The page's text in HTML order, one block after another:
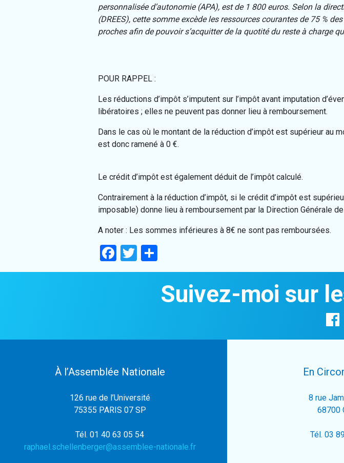
personnalisée d’autonomie (APA), est de 1 800 euros. Selon la
(DREES), cette somme excède les ressources courantes de 75 %
proches afin de pouvoir s’acquitter de la quotité du reste à charge
POUR RAPPEL :
Les réductions d’impôt s’imputent sur l’impôt avant imputation
libératoires ; elles ne peuvent pas donner lieu à remboursement.
Dans le cas où le montant de la réduction d’impôt est supérieur au
est donc ramené à 0 €.
Le crédit d’impôt est également déduit de l’impôt calculé.
Contrairement à la réduction d’impôt, si le crédit d’impôt est
imposable) donne lieu à remboursement par la Direction Générale
A noter : Les sommes inférieures à 8€ ne sont pas remboursées.
Facebook
Twitter
Suivez-moi sur
À l’Assemblée Nationale
126 rue de l’Université
75355 PARIS 07 SP
Tél. 01 40 63 05 54
raphael.schellenberger@assemblee-nationale.fr
En
8 rue
68700
Tél. 03